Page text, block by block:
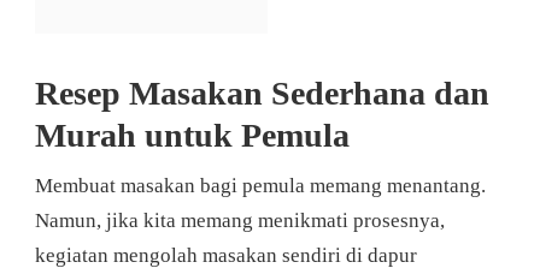
Resep Masakan Sederhana dan
Murah untuk Pemula
Membuat masakan bagi pemula memang menantang.
Namun, jika kita memang menikmati prosesnya,
kegiatan mengolah masakan sendiri di dapur